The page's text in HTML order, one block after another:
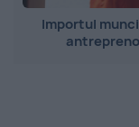
Importul